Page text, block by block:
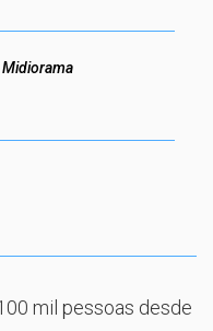
Midiorama
mil pessoas desde